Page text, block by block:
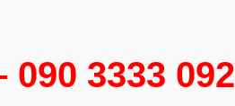
090 3333 092